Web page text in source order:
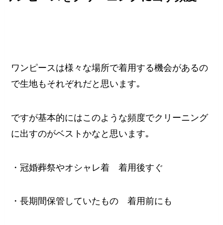
ワンピースは様々な場所で着用する機会があるの
で生地もそれぞれだと思います｡
ですが基本的にはこのような頻度でクリーニング
に出すのがベストかなと思います｡
・冠婚葬祭やオシャレ着 着用後すぐ
・長期間保管していたもの 着用前にも